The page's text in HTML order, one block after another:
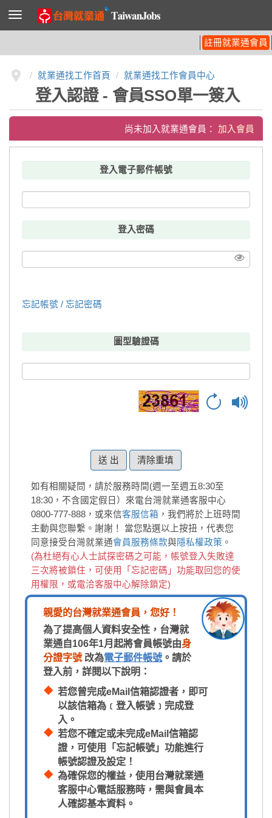
導
列
註冊就業通會員
就業通找工作首頁 就業通找工作會員中心
登入認證 - 會員SSO單一簽入
尚未加入就業通會員： 加入會員
登入電子郵件帳號
登入密碼
忘記帳號 / 忘記密碼
圖型驗證碼
清除重填
如有相關疑問，請於服務時間(週一至週五8:30至
18:30，不含國定假日）來電台灣就業通客服中心
0800-777-888，或來信客服信箱 ，我們將於上班時間
主動與您聯繫。謝謝！
當您點選以上按扭，代表您
同意接受台灣就業通會員服務條款與隱私權政策 。
(為杜絕有心人士試探密碼之可能，帳號登入失敗達
三次將被鎖住，可使用「忘記密碼」功能取回您的使
用權限，或電洽客服中心解除鎖定)
親愛的台灣就業通會員，您好！
為了提高個人資料安全性，台灣就
業通自106年1月起將會員帳號由身
分證字號改為電子郵件帳號 。請於
登入前，詳閱以下說明：
若您曾完成eMail信箱認證者，即可
以該信箱為﹝登入帳號﹞完成登
入。
若您不確定或未完成eMail信箱認
證，可使用「忘記帳號」功能進行
帳號認證及設定！
為確保您的權益，使用台灣就業通
客服中心電話服務時，需與會員本
人確認基本資料。